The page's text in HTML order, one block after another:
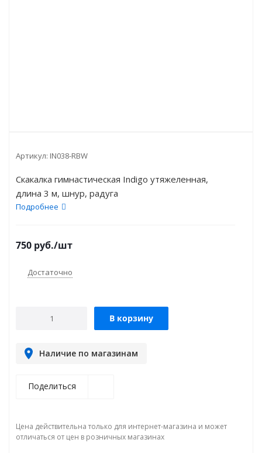
Артикул: IN038-RBW
Скакалка гимнастическая Indigo утяжеленная,
длина 3 м, шнур, радуга
Подробнее
750 руб./шт
Достаточно
В корзину
Наличие по магазинам
Поделиться
Цена действительна только для интернет-магазина и может
отличаться от цен в розничных магазинах